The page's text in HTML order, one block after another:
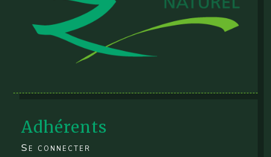
Adhérents
Se connecter